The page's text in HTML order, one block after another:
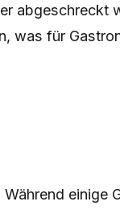
abgeschreckt
was für
einige